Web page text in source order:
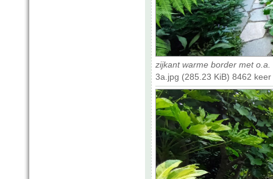
zijkant warme border met o.a.
3a.jpg (285.23 KiB) 8462